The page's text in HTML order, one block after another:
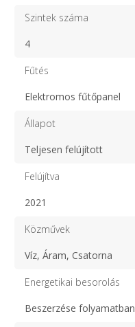
Szintek száma
4
Fűtés
Elektromos fűtőpanel
Állapot
Teljesen felújított
Felújítva
2021
Közművek
Víz, Áram, Csatorna
Energetikai besorolás
Beszerzése folyamatban